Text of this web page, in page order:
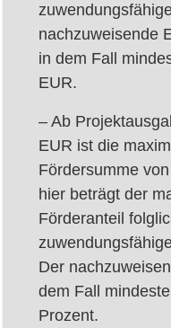
nachzuweisende
in dem Fall
EUR.
– Ab
EUR ist die
Fördersumme
hier beträgt der
Förderanteil
Der
dem Fall
Prozent.